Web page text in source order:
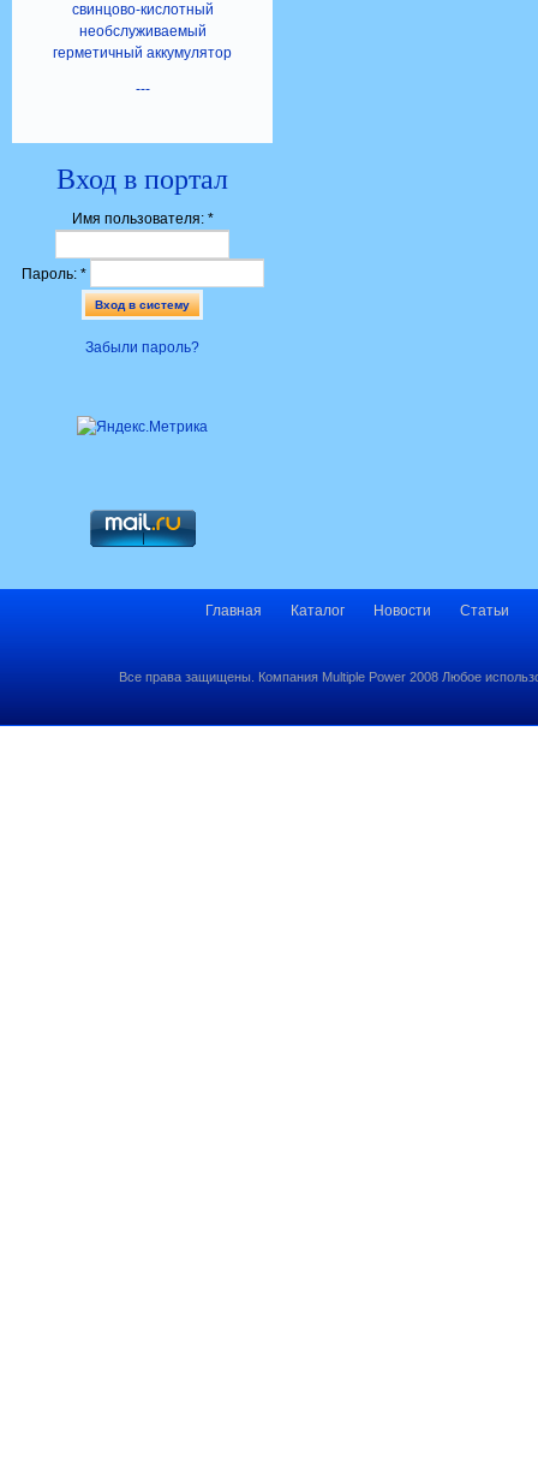
свинцово-кислотный
необслуживаемый
герметичный аккумулятор
---
Вход в портал
Имя пользователя: *
Пароль: *
Забыли пароль?
Главная Каталог Новости Статьи
Все права защищены. Компания Multiple Power 2008 Любое